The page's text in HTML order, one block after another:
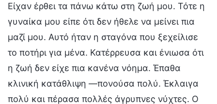
Είχαν έρθει τα πάνω κάτω στη ζωή μου. Τότε η
γυναίκα μου είπε ότι δεν ήθελε να μείνει πια
μαζί μου. Αυτό ήταν η σταγόνα που ξεχείλισε
το ποτήρι για μένα. Κατέρρευσα και ένιωσα ότι
η ζωή δεν είχε πια κανένα νόημα. Έπαθα
κλινική κατάθλιψη —πονούσα πολύ. Έκλαιγα
πολύ και πέρασα πολλές άγρυπνες νύχτες. Ο